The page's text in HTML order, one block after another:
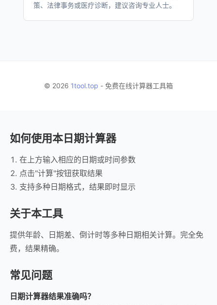
策、法律事务或医疗诊断，建议咨询专业人士。
© 2026 1tool.top - 免费在线计算器工具箱
如何使用本日期计算器
在上方输入相应的日期或时间参数
点击"计算"按钮获取结果
支持多种日期格式，结果即时显示
关于本工具
提供年龄、日期差、倒计时等多种日期相关计算。完全免
费，结果精确。
常见问题
日期计算器结果准确吗？